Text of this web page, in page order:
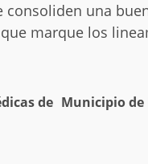
una
marque los
de Municipio de